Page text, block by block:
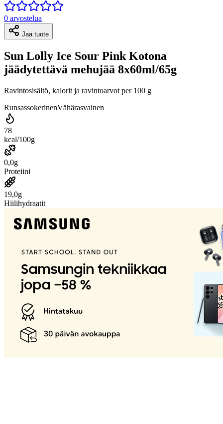
0 arvostelua
Jaa tuote
Sun Lolly Ice Sour Pink Kotona
jäädytettävä mehujää 8x60ml/65g
Ravintosisältö, kalorit ja ravintoarvot per 100 g
RunsassokerinenVähärasvainen
78
kcal/100g
0,0g
Proteiini
19,0g
Hiilihydraatit